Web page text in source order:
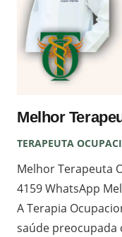
Melhor
TERAPEUTA
Melhor Terapeuta
4159 WhatsApp
A Terapia
saúde preocupada